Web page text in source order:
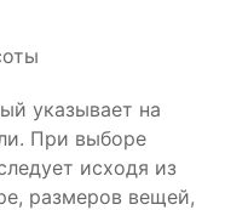
указывает на
При выборе
исходя из
размеров вещей,